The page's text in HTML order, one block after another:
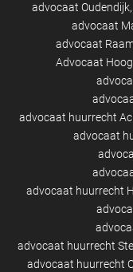
advocaat Oudendijk
advocaat
advocaat
Advocaat
advocaat huurrecht
advocaat
advocaat huurrecht
advocaat huurrecht
advocaat huurrecht